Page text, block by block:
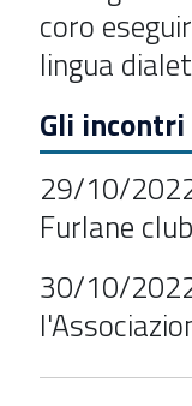
coro
lingua
Gli
29/10/
Furlane club
30/10/